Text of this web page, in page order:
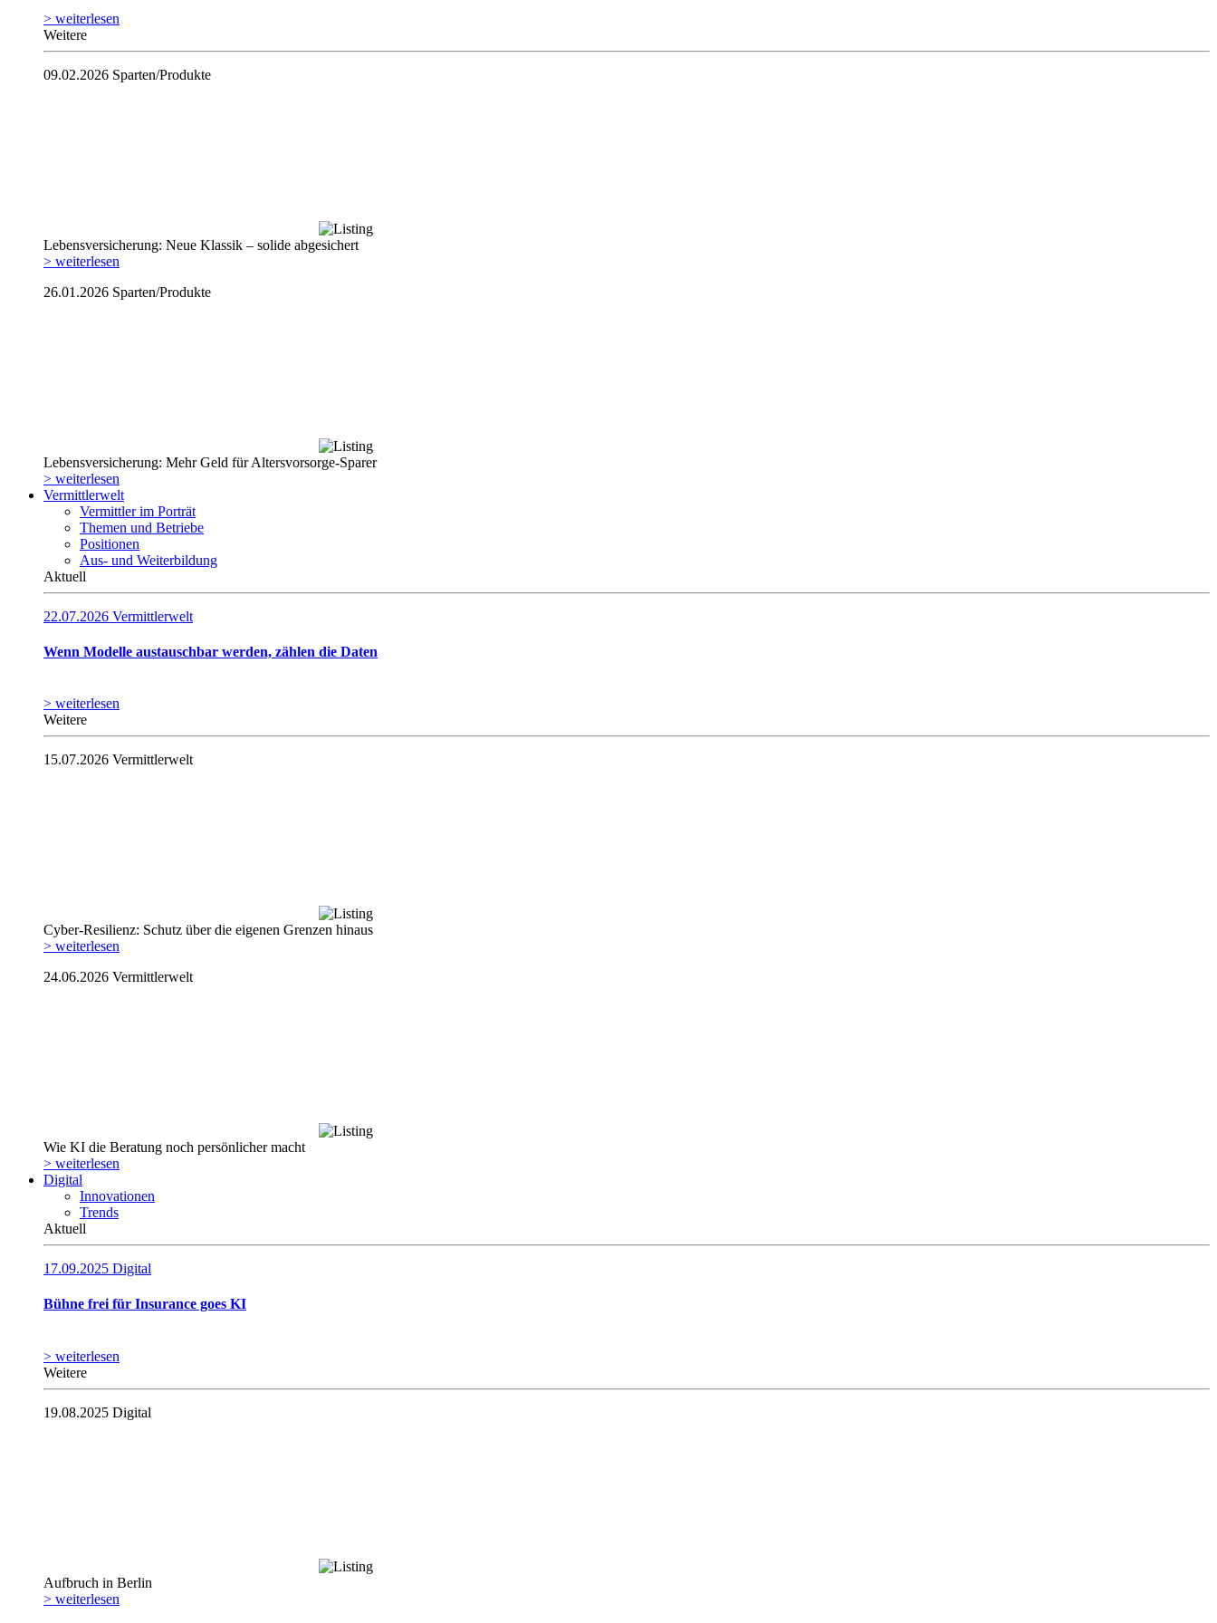
> weiterlesen
Weitere
09.02.2026 Sparten/Produkte
Lebensversicherung: Neue Klassik – solide abgesichert
> weiterlesen
26.01.2026 Sparten/Produkte
Lebensversicherung: Mehr Geld für Altersvorsorge-Sparer
> weiterlesen
Vermittlerwelt
Vermittler im Porträt
Themen und Betriebe
Positionen
Aus- und Weiterbildung
Aktuell
22.07.2026 Vermittlerwelt
Wenn Modelle austauschbar werden, zählen die Daten
> weiterlesen
Weitere
15.07.2026 Vermittlerwelt
Cyber-Resilienz: Schutz über die eigenen Grenzen hinaus
> weiterlesen
24.06.2026 Vermittlerwelt
Wie KI die Beratung noch persönlicher macht
> weiterlesen
Digital
Innovationen
Trends
Aktuell
17.09.2025 Digital
Bühne frei für Insurance goes KI
> weiterlesen
Weitere
19.08.2025 Digital
Aufbruch in Berlin
> weiterlesen